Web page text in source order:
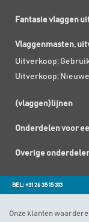
Fantasie vlaggen
Vlaggenmasten,
Uitverkoop;
Uitverkoop;
(vlaggen)lijnen
Onderdelen voor
Overige
BEL: +31 26 35 15 313
Onze klanten